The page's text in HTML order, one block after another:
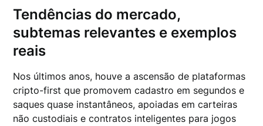
Tendências do mercado,
subtemas relevantes e exemplos
reais
Nos últimos anos, houve a ascensão de plataformas
cripto-first que promovem cadastro em segundos e
saques quase instantâneos, apoiadas em carteiras
não custodiais e contratos inteligentes para jogos